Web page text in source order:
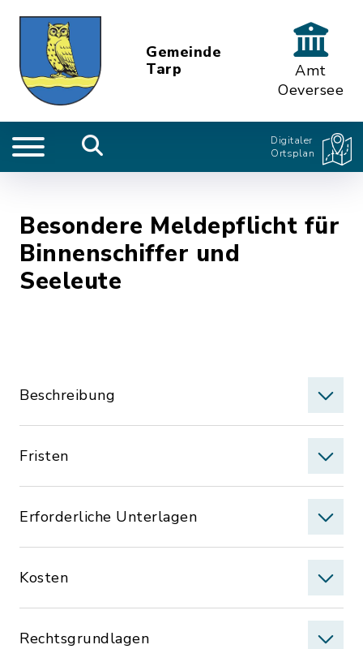
Gemeinde
Tarp
Amt
Oeversee
Digitaler
Ortsplan
Besondere Meldepflicht für
Binnenschiffer und
Seeleute
Beschreibung
Fristen
Erforderliche Unterlagen
Kosten
Rechtsgrundlagen